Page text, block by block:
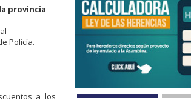
provincia
Policía.
a los